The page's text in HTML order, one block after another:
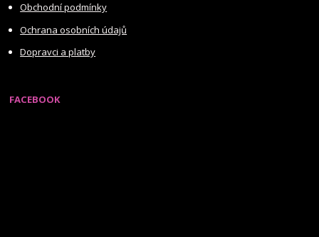
Obchodní podmínky
Ochrana osobních údajů
Dopravci a platby
FACEBOOK